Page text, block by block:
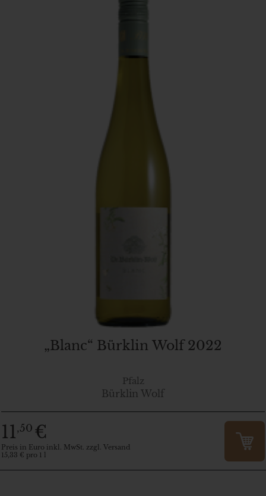
„Blanc“ Bürklin Wolf 2022
Pfalz
Bürklin Wolf
11,50 €
Preis in Euro inkl. MwSt. zzgl. Versand
15,33 € pro 1 l